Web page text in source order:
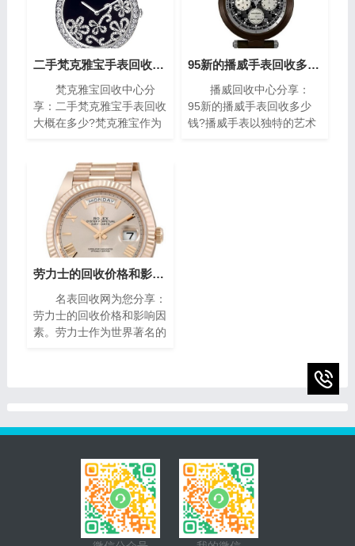
二手梵克雅宝手表回收大概在多少?(梵克雅宝高价回收指南)
梵克雅宝回收中心分
享：二手梵克雅宝手表回收
大概在多少?梵克雅宝作为
量而闻名。对于那些拥有一
款梵克雅宝手表的人来说，
了解其回收价格是非常重要
的。本文将为您介绍二手梵
克雅宝手表回收的价格指
南，帮助您获取最高回收
价。
95新的播威手表回收多少钱?(高价回收指南)
播威回收中心分享：
95新的播威手表回收多少
钱?播威手表以独特的艺术
劳力士的回收价格和影响因素(影响劳力士回收价格的因素)
名表回收网为您分享：
劳力士的回收价格和影响因
素。劳力士作为世界著名的